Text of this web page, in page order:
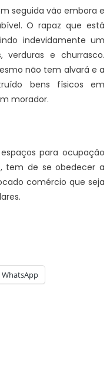
seguida vão embora e
O rapaz que está
indevidamente um
verduras e churrasco.
não tem alvará e a
bens físicos em
morador.
para ocupação
tem de se obedecer a
comércio que seja
WhatsApp